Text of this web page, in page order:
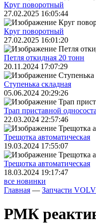
Круг поворотный
27.02.2025 16:05:44
Круг поворотный
27.02.2025 16:01:20
Петля откидная 20 тонн
20.11.2024 17:07:29
Ступенька складная
05.06.2024 20:29:26
Трап приставной
22.03.2024 22:57:46
Трещoтка автоматическая
19.03.2024 17:55:07
Трещoтка автоматическая
18.03.2024 19:17:47
все новинки
Главная — Запчасти
РМК